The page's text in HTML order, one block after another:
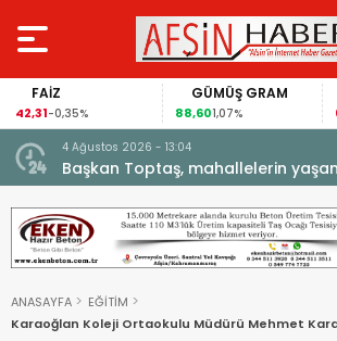
GÜMÜŞ GRAM
88,60
BITCOIN
63.760,00 -0,55%
4 Ağustos 2026 - 13:04
Başkan Toptaş, mahallelerin
artıran parkları ziyaret etti.
ANASAYFA
EĞİTİM
Karaoğlan Koleji Ortaokulu Müdürü Mehmet